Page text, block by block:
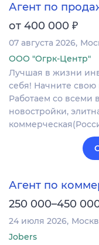
Агент по
от 400 000 ₽
07 августа 2026
ООО "Огрк-Центр"
Лучшая в жизни
себя! Начните
Работаем со всеми
новостройки,
Агент по
250 000–450
24 июля 2026
Jobers